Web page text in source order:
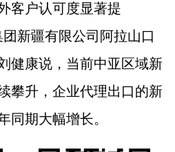
客户认可度显著提
新疆有限公司阿拉山口
健康说，当前中亚区域新
攀升，企业代理出口的新
同期大幅增长。